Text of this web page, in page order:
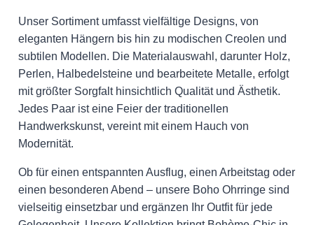
Unser Sortiment umfasst vielfältige Designs, von
eleganten Hängern bis hin zu modischen Creolen und
subtilen Modellen. Die Materialauswahl, darunter Holz,
Perlen, Halbedelsteine und bearbeitete Metalle, erfolgt
mit größter Sorgfalt hinsichtlich Qualität und Ästhetik.
Jedes Paar ist eine Feier der traditionellen
Handwerkskunst, vereint mit einem Hauch von
Modernität.
Ob für einen entspannten Ausflug, einen Arbeitstag oder
einen besonderen Abend – unsere Boho Ohrringe sind
vielseitig einsetzbar und ergänzen Ihr Outfit für jede